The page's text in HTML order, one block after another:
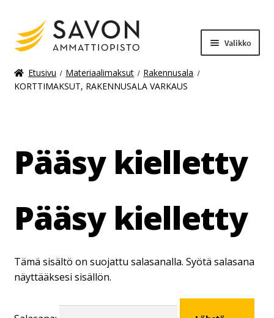
Valikko
Materiaalimaksut
Etusivu Materiaalimaksut
Rakennusala
KORTTIMAKSUT, RAKENNUSALA VARKAUS
Pääsy kielletty
Pääsy kielletty
Tämä sisältö on suojattu salasanalla. Syötä salasana
näyttääksesi sisällön.